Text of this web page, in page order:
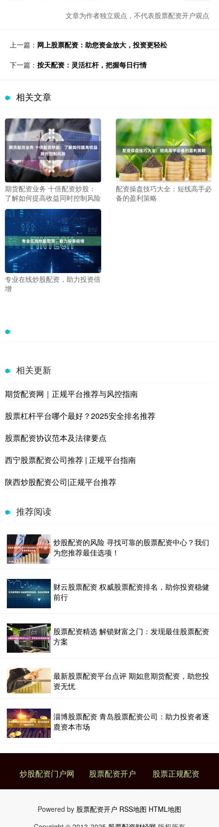
文章为作者独立观点，不代表股票配资开户观点
上一篇： 网上股票配资：助您资金放大，投资更轻松
下一篇： 按天配资：灵活杠杆，把握每日行情
相关文章
期货配资业务 十倍配资炒股：
了解如何提高收益同时控制风险
配资操盘技巧大全：短线高手必
备的盈利策略
专业在线炒股配资，助力投资倍
增
相关更新
期货配资网｜正规平台推荐与风控指南
股票杠杆平台哪个最好？2025安全排名推荐
股票配资协议范本及法律要点
西宁股票配资公司推荐 | 正规平台指南
陕西炒股配资公司|正规平台推荐
推荐阅读
炒股配资的风险 寻找可靠的股票配资中心？我们
为您推荐最佳选项！
财云股票配资 权威股票配资排名，助你投资稳健
前行
股票配资精选 解锁财富之门：发现最佳股票配资
方案
最新股票配资平台点评 期如意期货配资，助您投
资无忧
淄博股票配资 青岛股票配资公司：助力投资者逐
鹿资本市场
炒股配资门户网 股票配资开户 股票正规配资
Powered by 股票配资开户 RSS地图 HTML地图